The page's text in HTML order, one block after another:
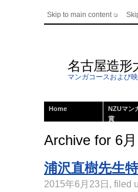
Skip to main content
名古屋造形
マンガコースおよび
Home
NZUマン
賞
Archive for 6
浦沢直樹先生
2015年6月23日, filed